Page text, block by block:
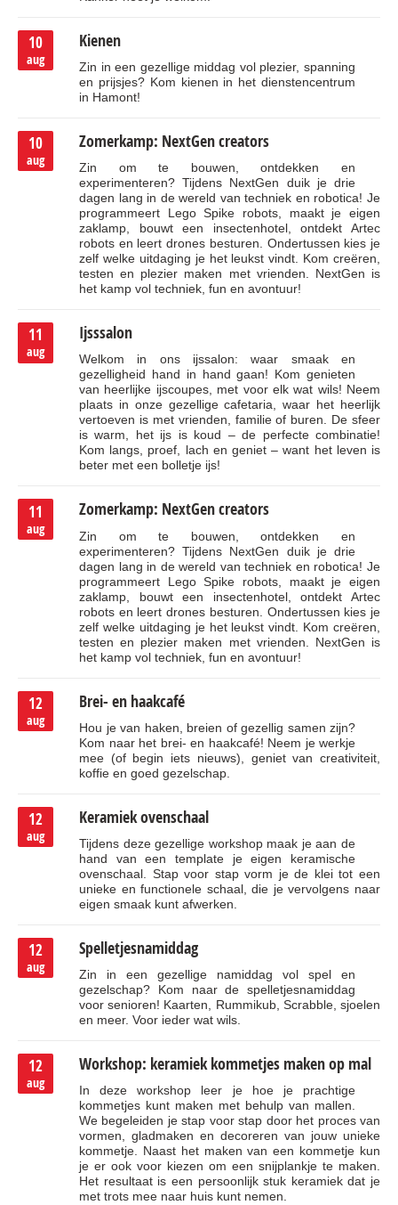
Kienen
Zin in een gezellige middag vol plezier, spanning
en prijsjes? Kom kienen in het dienstencentrum
in Hamont!
10
aug
Zomerkamp: NextGen creators
Zin om te bouwen, ontdekken en
experimenteren? Tijdens NextGen duik je drie
dagen lang in de wereld van techniek en robotica! Je
programmeert Lego Spike robots, maakt je eigen
zaklamp, bouwt een insectenhotel, ontdekt Artec
robots en leert drones besturen. Ondertussen kies je
zelf welke uitdaging je het leukst vindt. Kom creëren,
testen en plezier maken met vrienden. NextGen is
het kamp vol techniek, fun en avontuur!
10
aug
Ijsssalon
Welkom in ons ijssalon: waar smaak en
gezelligheid hand in hand gaan! Kom genieten
van heerlijke ijscoupes, met voor elk wat wils! Neem
plaats in onze gezellige cafetaria, waar het heerlijk
vertoeven is met vrienden, familie of buren. De sfeer
is warm, het ijs is koud – de perfecte combinatie!
Kom langs, proef, lach en geniet – want het leven is
beter met een bolletje ijs!
11
aug
Zomerkamp: NextGen creators
Zin om te bouwen, ontdekken en
experimenteren? Tijdens NextGen duik je drie
dagen lang in de wereld van techniek en robotica! Je
programmeert Lego Spike robots, maakt je eigen
zaklamp, bouwt een insectenhotel, ontdekt Artec
robots en leert drones besturen. Ondertussen kies je
zelf welke uitdaging je het leukst vindt. Kom creëren,
testen en plezier maken met vrienden. NextGen is
het kamp vol techniek, fun en avontuur!
11
aug
Brei- en haakcafé
Hou je van haken, breien of gezellig samen zijn?
Kom naar het brei- en haakcafé! Neem je werkje
mee (of begin iets nieuws), geniet van creativiteit,
koffie en goed gezelschap.
12
aug
Keramiek ovenschaal
Tijdens deze gezellige workshop maak je aan de
hand van een template je eigen keramische
ovenschaal. Stap voor stap vorm je de klei tot een
unieke en functionele schaal, die je vervolgens naar
eigen smaak kunt afwerken.
12
aug
Spelletjesnamiddag
Zin in een gezellige namiddag vol spel en
gezelschap? Kom naar de spelletjesnamiddag
voor senioren! Kaarten, Rummikub, Scrabble, sjoelen
en meer. Voor ieder wat wils.
12
aug
Workshop: keramiek kommetjes maken op mal
In deze workshop leer je hoe je prachtige
kommetjes kunt maken met behulp van mallen.
We begeleiden je stap voor stap door het proces van
vormen, gladmaken en decoreren van jouw unieke
kommetje. Naast het maken van een kommetje kun
je er ook voor kiezen om een snijplankje te maken.
Het resultaat is een persoonlijk stuk keramiek dat je
met trots mee naar huis kunt nemen.
12
aug